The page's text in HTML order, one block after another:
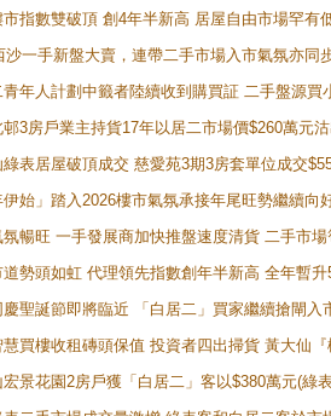
指數雙破頂 創4年半新高 居屋自由市場罕
沙一手新盤大賣，連帶二手市場入市氣氛亦
青年人計劃中籤者陸續收到購買証 二手盤源
3房戶業主持貨17年以居二市場價$260萬元
表居屋破頂成交 慈愛苑3期3房套單位成交
始」踏入2026樓市氣氛承接年尾旺勢繼續
氛暢旺 一手發展商加快推盤速度清貨 二手市
道勢頭如虹 代理領先指數創年半新高 全年暫
聖誕節即將臨近 「白居二」買家繼續搶閘
買樓收租磚頭保值 投資者四出掃貨 黃大仙
景花園2房戶獲「白居二」客以$380萬元(綠